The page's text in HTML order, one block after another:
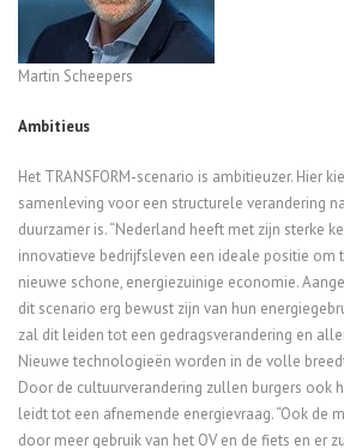
Martin Scheepers
Ambitieus
Het TRANSFORM-scenario is ambitieuzer. Hier
samenleving voor een structurele verandering
duurzamer is. “Nederland heeft met zijn sterke
innovatieve bedrijfsleven een ideale positie om
nieuwe schone, energiezuinige economie.
dit scenario erg bewust zijn van hun
zal dit leiden tot een gedragsverandering en
Nieuwe technologieën worden in de volle
Door de cultuurverandering zullen burgers ook
leidt tot een afnemende energievraag. “Ook de
door meer gebruik van het OV en de fiets en er